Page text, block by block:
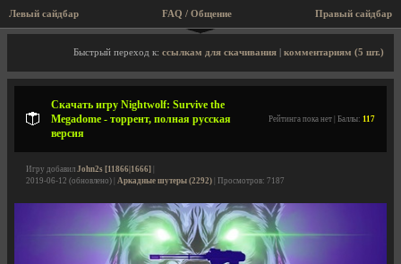
Левый сайдбар Правый сайдбар
FAQ / Общение
Описание игры, торрент, скриншоты, видео
Быстрый переход к: ссылкам для скачивания комментариям (5 шт.)
Скачать игру Nightwolf: Survive the
Megadome - торрент, полная русская
версия
Рейтинга пока нет | Баллы: 117
Игру добавил John2s [11866|1666]
2019-06-12 (обновлено) | Аркадные шутеры (2292) | Просмотров: 7187